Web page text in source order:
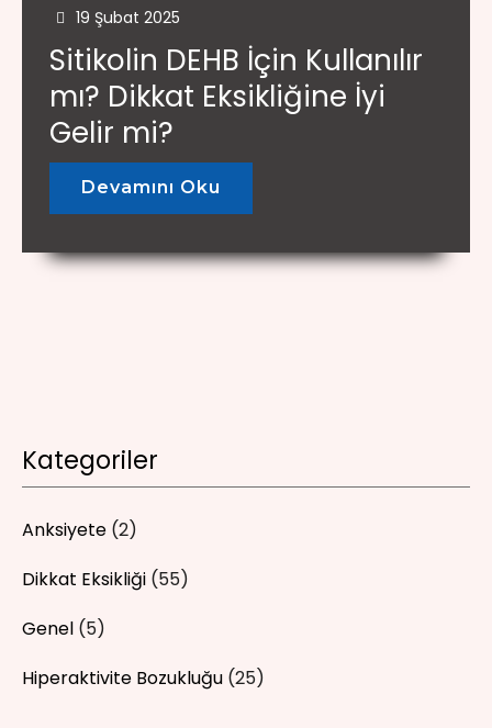
19 Şubat 2025
Sitikolin DEHB İçin Kullanılır
mı? Dikkat Eksikliğine İyi
Gelir mi?
Devamını Oku
Kategoriler
Anksiyete (2)
Dikkat Eksikliği (55)
Genel (5)
Hiperaktivite Bozukluğu (25)